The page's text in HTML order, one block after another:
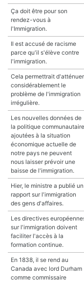
Ça doit être pour son
rendez-vous à
l'Immigration.
Il est accusé de racisme
parce qu'il s'élève contre
l'immigration.
Cela permettrait d'atténuer
considérablement le
problème de l'immigration
irrégulière.
Les nouvelles données de
la politique communautaire
ajoutées à la situation
économique actuelle de
notre pays ne peuvent
nous laisser prévoir une
baisse de l'immigration.
Hier, le ministre a publié un
rapport sur l'immigration
des gens d'affaires.
Les directives
sur l'immigration doivent
faciliter l'accès à la
formation continue.
En 1838, il se rend au
Canada avec lord Durham
comme commissaire